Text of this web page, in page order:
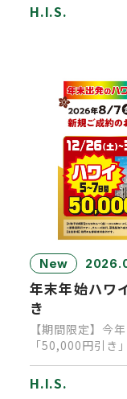
H.I.S.
New
年末年始ハワ
き
【期間限定】今
「50,000円引き
H.I.S.